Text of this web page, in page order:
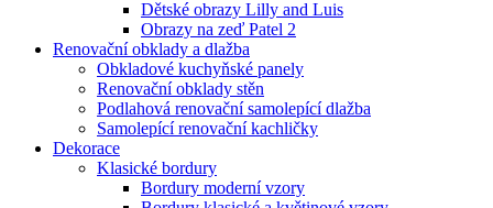
Dětské obrazy Lilly and Luis
Obrazy na zeď Patel 2
Renovační obklady a dlažba
Obkladové kuchyňské panely
Renovační obklady stěn
Podlahová renovační samolepící dlažba
Samolepící renovační kachličky
Dekorace
Klasické bordury
Bordury moderní vzory